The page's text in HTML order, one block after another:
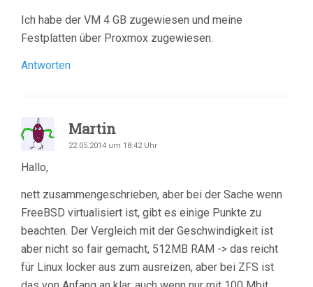
Ich habe der VM 4 GB zugewiesen und meine
Festplatten über Proxmox zugewiesen.
Antworten
Martin
22.05.2014 um 18:42 Uhr
Hallo,
nett zusammengeschrieben, aber bei der Sache wenn
FreeBSD virtualisiert ist, gibt es einige Punkte zu
beachten. Der Vergleich mit der Geschwindigkeit ist
aber nicht so fair gemacht, 512MB RAM -> das reicht
für Linux locker aus zum ausreizen, aber bei ZFS ist